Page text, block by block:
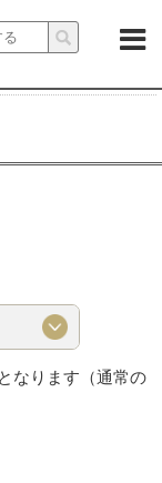
Exhibitions
なります（通常の